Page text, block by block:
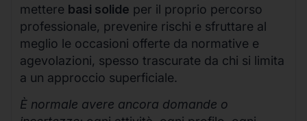
mettere basi solide per il proprio percorso
professionale, prevenire rischi e sfruttare al
meglio le occasioni offerte da normative e
agevolazioni, spesso trascurate da chi si limita
a un approccio superficiale.
È normale avere ancora domande o